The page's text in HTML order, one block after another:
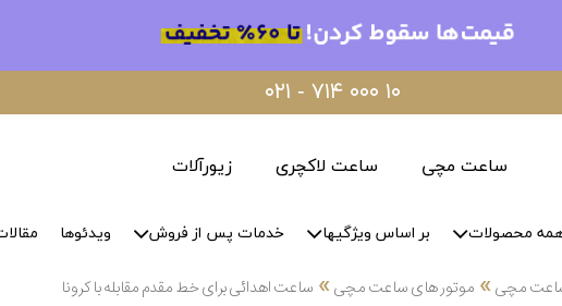
۰۲۱ - ۷۱۴ ۰۰۰ ۱۰
ساعت مچی ساعت لاکچری زیورآلات
محصولات بر اساس ویژگیها خدمات پس از فروش ویدئوها
ساعت مچی» موتور های ساعت مچی» ساعت اهدائی برای خط مقدم مقابله با کرونا